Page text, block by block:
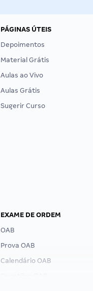
PÁGINAS ÚTEIS
Depoimentos
Material Grátis
Aulas ao Vivo
Aulas Grátis
Sugerir Curso
EXAME DE ORDEM
OAB
Prova OAB
Calendário OAB